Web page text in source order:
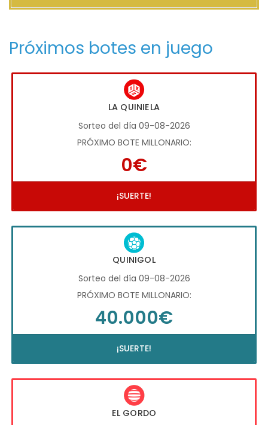
Próximos botes en juego
LA QUINIELA
Sorteo del día 09-08-2026
PRÓXIMO BOTE MILLONARIO:
0€
¡SUERTE!
QUINIGOL
Sorteo del día 09-08-2026
PRÓXIMO BOTE MILLONARIO:
40.000€
¡SUERTE!
EL GORDO